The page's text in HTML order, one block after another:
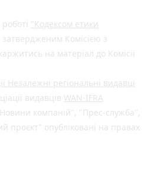
"Кодексом етики
затвердженим Комісією з
на матеріал до Комісії
Незалежні регіональні видавці
видавців WAN-IFRA
компаній", "Прес-служба",
проєкт" опубліковані на правах